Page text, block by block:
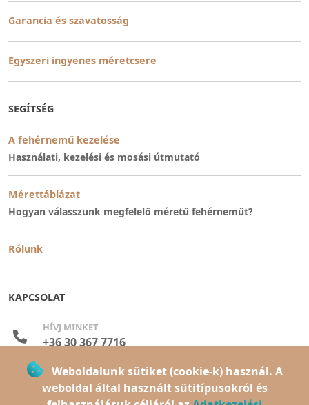
Weboldalunk sütiket (cookie-k) használ. A
weboldal által használt sütitípusokról és
Garancia és szavatosság
Egyszeri ingyenes méretcsere
SEGÍTSÉG
A fehérnemű kezelése
Használati, kezelési és mosási útmutató
Mérettáblázat
Hogyan válasszunk megfelelő méretű fehérneműt?
Rólunk
KAPCSOLAT
HÍVJ MINKET
+36 30 367 7716
ELÉRHETŐEK VAGYUNK
hétfő-péntek: 08:00 - 16:00